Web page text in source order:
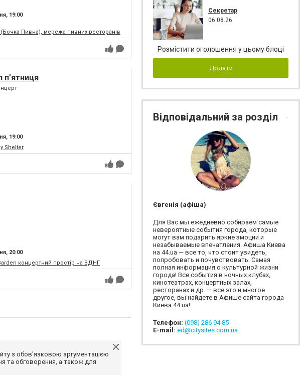
19:00
Пивна), мережа пивних ресторанів
п’ятниця
19:00
Shelter
20:00
концертний простір на ВДНГ
з обов'язковою аргументацією
та обговорення, а також для
Секретар
06.08.26
Розмістити оголошення у цьому блоці
Додати
Відповідальний за розділ
Євгенія (афіша)
Для Вас мы ежедневно собираем самые
невероятные события города, которые
могут вам подарить яркие эмоции и
незабываемые впечатления. Афиша Киева
на 44.ua — все то, что стоит увидеть,
попробовать и почувствовать. Самая
полная информация о культурной жизни
города! Все события в ночных клубах,
кинотеатрах, концертных залах,
ресторанах и др. — все это и многое
другое, вы найдете в Афише сайта города
Киева 44.ua!
Телефон: (098) 286 94 85
E-mail: ed@citysites.com.ua